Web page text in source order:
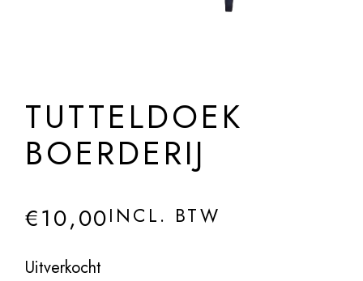
TUTTELDOEK
BOERDERIJ
€10,00INCL. BTW
Uitverkocht